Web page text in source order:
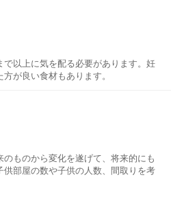
で実施します。ただし、地域によっ
、煮物、香の物（漬物）がスタンダ
のお魚でも構いません。お吸い物
いのある縁起物の蛤を入れることが
以上に気を配る必要があります。妊
が良い食材もあります。
の食生活に気を配ることはママが赤
うように食事が取れない日が続くか
丈夫。母体の栄養が赤ちゃんに届く
ものから変化を遂げて、将来的にも
部屋の数や子供の人数、間取りを考